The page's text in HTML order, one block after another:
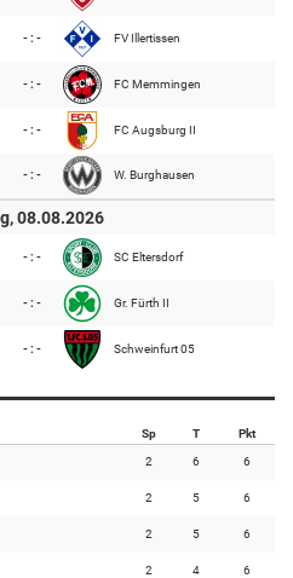
- : - FV Illertissen
- : - FC Memmingen
- : - FC Augsburg II
- : - W. Burghausen
08.08.2026
- : - SC Eltersdorf
- : - Gr. Fürth II
- : - Schweinfurt 05
Sp T Pkt
2 6 6
2 5 6
2 5 6
2 4 6